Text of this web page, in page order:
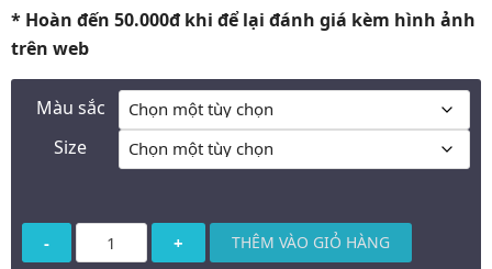
* Hoàn đến 50.000đ khi để lại đánh giá kèm hình ảnh
trên web
Màu sắc
Size
Đầm
THÊM VÀO GIỎ HÀNG